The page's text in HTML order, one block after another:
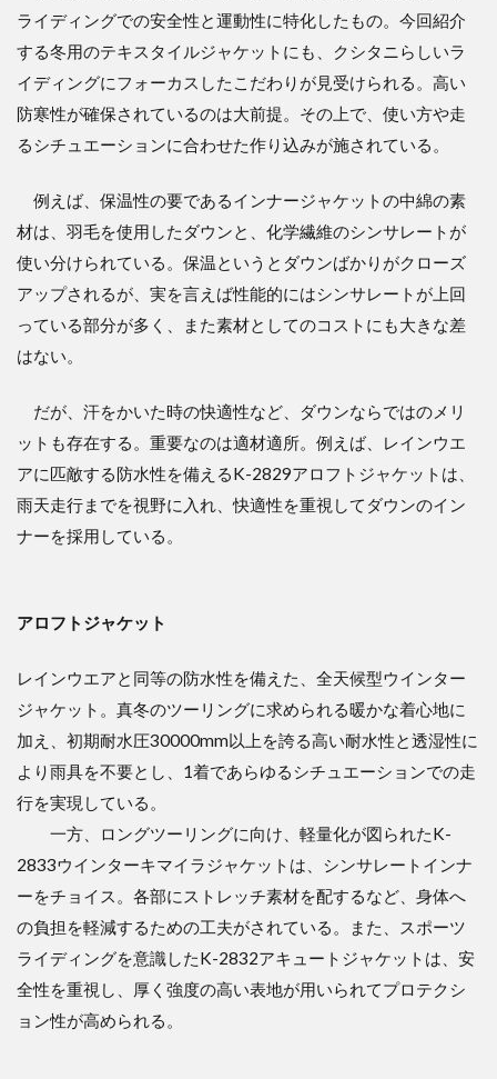
ライディングでの安全性と運動性に特化したもの。今回紹介
する冬用のテキスタイルジャケットにも、クシタニらしいラ
イディングにフォーカスしたこだわりが見受けられる。高い
防寒性が確保されているのは大前提。その上で、使い方や走
るシチュエーションに合わせた作り込みが施されている。
例えば、保温性の要であるインナージャケットの中綿の素
材は、羽毛を使用したダウンと、化学繊維のシンサレートが
使い分けられている。保温というとダウンばかりがクローズ
アップされるが、実を言えば性能的にはシンサレートが上回
っている部分が多く、また素材としてのコストにも大きな差
はない。
だが、汗をかいた時の快適性など、ダウンならではのメリ
ットも存在する。重要なのは適材適所。例えば、レインウエ
アに匹敵する防水性を備えるK-2829アロフトジャケットは、
雨天走行までを視野に入れ、快適性を重視してダウンのイン
ナーを採用している。
アロフトジャケット
レインウエアと同等の防水性を備えた、全天候型ウインター
ジャケット。真冬のツーリングに求められる暖かな着心地に
加え、初期耐水圧30000mm以上を誇る高い耐水性と透湿性に
より雨具を不要とし、1着であらゆるシチュエーションでの走
行を実現している。
一方、ロングツーリングに向け、軽量化が図られたK-
2833ウインターキマイラジャケットは、シンサレートインナ
ーをチョイス。各部にストレッチ素材を配するなど、身体へ
の負担を軽減するための工夫がされている。また、スポーツ
ライディングを意識したK-2832アキュートジャケットは、安
全性を重視し、厚く強度の高い表地が用いられてプロテクシ
ョン性が高められる。